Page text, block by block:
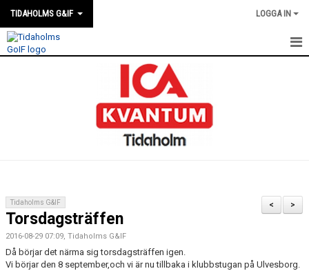
TIDAHOLMS G&IF LOGGA IN
FÖRENINGEN
SOUVENIRER
>
<
Tidaholms G&IF
Torsdagsträffen
2016-08-29 07:09, Tidaholms G&IF
Då börjar det närma sig torsdagsträffen igen.
Vi börjar den 8 september,och vi är nu tillbaka i klubbstugan på Ulvesborg.